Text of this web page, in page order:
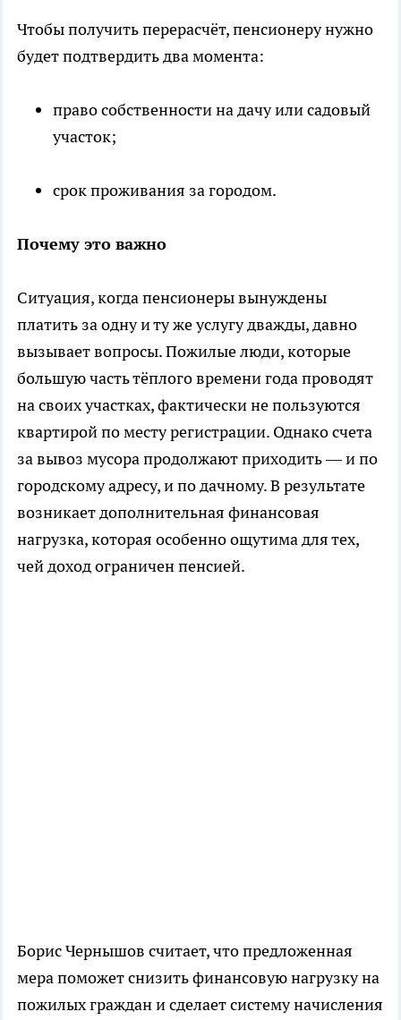
Чтобы получить перерасчёт, пенсионеру нужно
будет подтвердить два момента:
право собственности на дачу или садовый
участок;
срок проживания за городом.
Почему это важно
Ситуация, когда пенсионеры вынуждены
платить за одну и ту же услугу дважды, давно
вызывает вопросы. Пожилые люди, которые
большую часть тёплого времени года проводят
на своих участках, фактически не пользуются
квартирой по месту регистрации. Однако счета
за вывоз мусора продолжают приходить — и по
городскому адресу, и по дачному. В результате
возникает дополнительная финансовая
нагрузка, которая особенно ощутима для тех,
чей доход ограничен пенсией.
Борис Чернышов считает, что предложенная
мера поможет снизить финансовую нагрузку на
пожилых граждан и сделает систему начисления